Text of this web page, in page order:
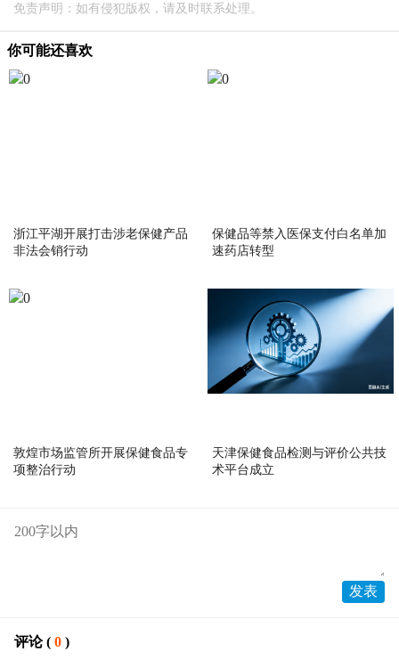
免责声明：如有侵犯版权，请及时联系处理。
你可能还喜欢
浙江平湖开展打击涉老保健产品
非法会销行动
保健品等禁入医保支付白名单加
速药店转型
敦煌市场监管所开展保健食品专
项整治行动
天津保健食品检测与评价公共技
术平台成立
评论 ( 0 )